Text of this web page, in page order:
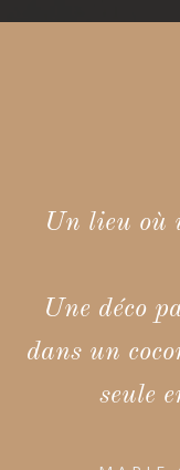
Un lieu où
Une déco
dans un
seule